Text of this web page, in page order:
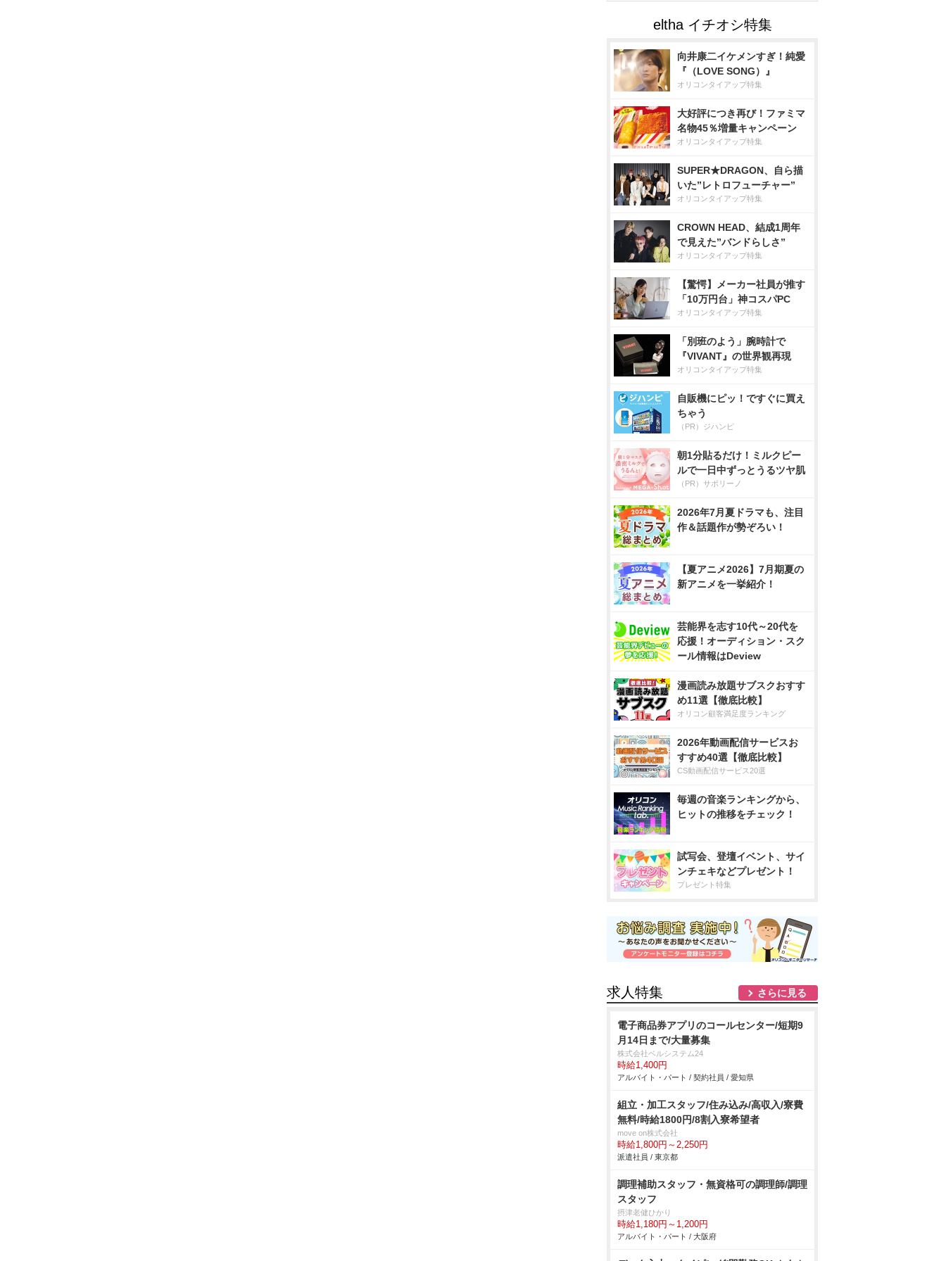
向井康二イケメンすぎ！純愛
『（LOVE SONG）』
オリコンタイアップ特集
大好評につき再び！ファミマ
名物45％増量キャンペーン
オリコンタイアップ特集
SUPER★DRAGON、自ら描
いた”レトロフューチャー”
オリコンタイアップ特集
CROWN HEAD、結成1周年
で見えた”バンドらしさ”
オリコンタイアップ特集
【驚愕】メーカー社員が推す
「10万円台」神コスパPC
オリコンタイアップ特集
「別班のよう」腕時計で
『VIVANT』の世界観再現
オリコンタイアップ特集
自販機にピッ！ですぐに買え
ちゃう
（PR）ジハンピ
朝1分貼るだけ！ミルクピー
ルで一日中ずっとうるツヤ肌
（PR）サボリーノ
2026年7月夏ドラマも、注目
作＆話題作が勢ぞろい！
【夏アニメ2026】7月期夏の
新アニメを一挙紹介！
芸能界を志す10代～20代を
応援！オーディション・スク
ール情報はDeview
漫画読み放題サブスクおすす
め11選【徹底比較】
オリコン顧客満足度ランキング
2026年動画配信サービスお
すすめ40選【徹底比較】
CS動画配信サービス20選
毎週の音楽ランキングから、
ヒットの推移をチェック！
試写会、登壇イベント、サイ
ンチェキなどプレゼント！
プレゼント特集
求人特集 さらに見る
電子商品券アプリのコールセンター/短期9
月14日まで/大量募集
株式会社ベルシステム24
時給1,400円
アルバイト・パート / 契約社員 / 愛知県
組立・加工スタッフ/住み込み/高収入/寮費
無料/時給1800円/8割入寮希望者
move on株式会社
時給1,800円～2,250円
派遣社員 / 東京都
調理補助スタッフ・無資格可の調理師/調理
スタッフ
摂津老健ひかり
時給1,180円～1,200円
アルバイト・パート / 大阪府